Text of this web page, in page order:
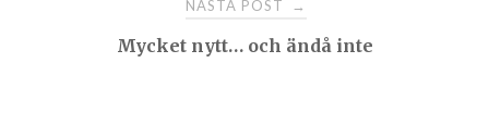
NÄSTA POST →
Mycket nytt… och ändå inte